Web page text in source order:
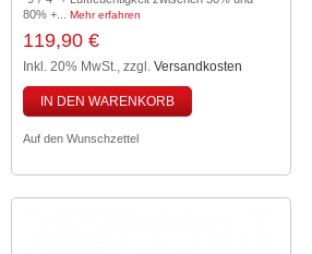
80% +... Mehr erfahren
119,90 €
Inkl. 20% MwSt., zzgl. Versandkosten
IN DEN WARENKORB
Auf den Wunschzettel